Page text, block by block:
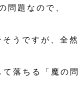
問題なので、
うですが、全然
落ちる「魔の問